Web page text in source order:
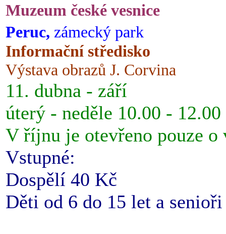
Muzeum české vesnice
Peruc, zámecký park
Informační středisko
Výstava obrazů J. Corvina
11. dubna - září
úterý - neděle 10.00 -
V říjnu je otevřeno pouze o
Vstupné:
Dospělí 40 Kč
Děti od 6 do 15 let a